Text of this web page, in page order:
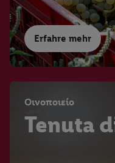
Erfahre mehr
Οινοποιείο
Tenuta